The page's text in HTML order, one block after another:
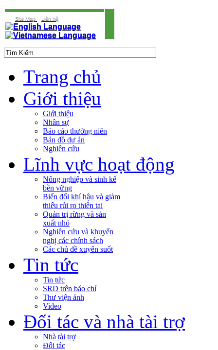
Site Map Liên hệ
Trang chủ
Giới thiệu
Giới thiệu
Nhân sự
Báo cáo thường niên
Bản đồ dự án
Nghiên cứu
Lĩnh vực hoạt động
Nông nghiệp và sinh kế
bền vững
Biến đổi khí hậu và giảm
thiểu rủi ro thiên tai
Quản trị rừng và sản
xuất nhỏ
Nghiên cứu và khuyến
nghị các chính sách
Các chủ đề xuyên suốt
Tin tức
Tin tức
SRD trên báo chí
Thư viện ảnh
Video
Đối tác và nhà tài trợ
Nhà tài trợ
Đối tác